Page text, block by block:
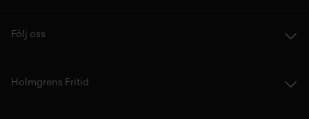
Följ oss
Holmgrens Fritid